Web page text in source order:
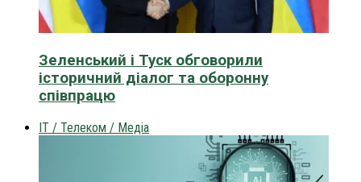
Зеленський і Туск обговорили
історичний діалог та оборонну
співпрацю
IT / Телеком / Медіа